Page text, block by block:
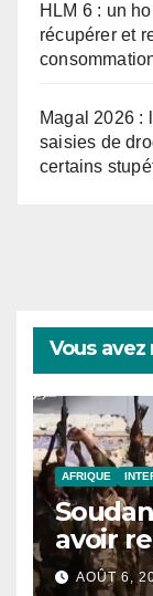
HLM 6 : un
récupérer et
Magal 2026 :
saisies de
certains
Vous
AFRIQUE
avoir
desAOÛT 6,